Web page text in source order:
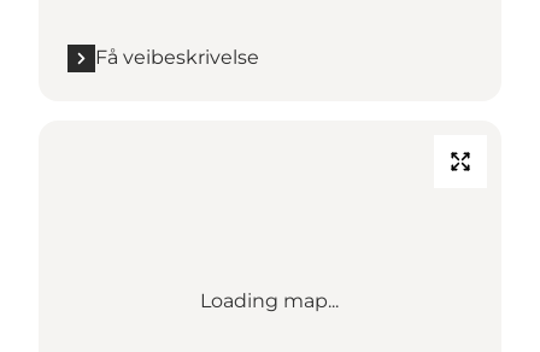
Få veibeskrivelse
Loading map...